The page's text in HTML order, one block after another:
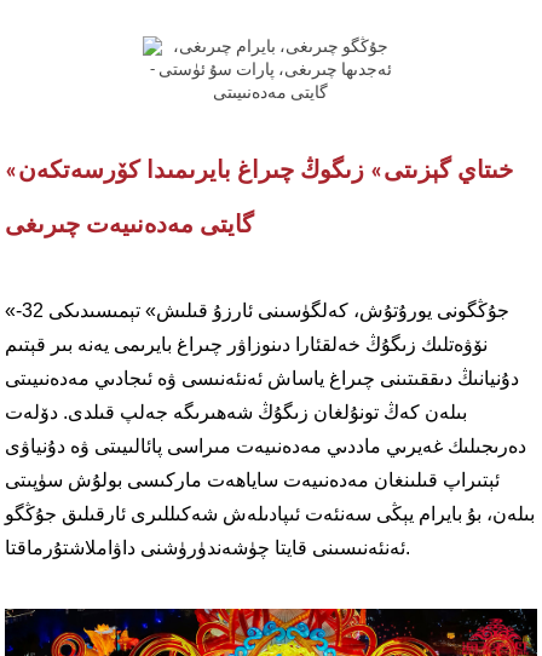
«خىتاي گېزىتى» زىگوڭ چىراغ بايرىمىدا كۆرسەتكەن
گايتى مەدەنىيەت چىرىغى
«جۇڭگونى يورۇتۇش، كەلگۈسىنى ئارزۇ قىلىش» تېمىسىدىكى 32-
نۆۋەتلىك زىگۇڭ خەلقئارا دىنوزاۋر چىراغ بايرىمى يەنە بىر قېتىم
دۇنيانىڭ دىققىتىنى چىراغ ياساش ئەنئەنىسى ۋە ئىجادىي مەدەنىيىتى
بىلەن كەڭ تونۇلغان زىگۇڭ شەھىرىگە جەلپ قىلدى. دۆلەت
دەرىجىلىك غەيرىي ماددىي مەدەنىيەت مىراسى پائالىيىتى ۋە دۇنياۋى
ئېتىراپ قىلىنغان مەدەنىيەت ساياھەت ماركىسى بولۇش سۈپىتى
بىلەن، بۇ بايرام يېڭى سەنئەت ئىپادىلەش شەكىللىرى ئارقىلىق جۇڭگو
ئەنئەنىسىنى قايتا چۈشەندۈرۈشنى داۋاملاشتۇرماقتا.